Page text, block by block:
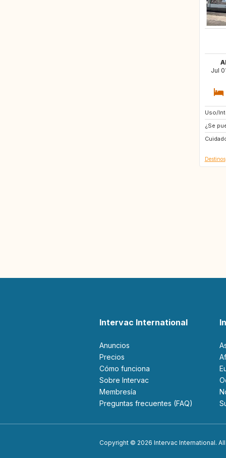
Jul
Uso/
¿Se
US
FR
Destinos
Intervac International
Anuncios
Precios
Cómo funciona
Sobre Intervac
Membresía
Preguntas frecuentes (FAQ)
Copyright © 2026 Intervac International.